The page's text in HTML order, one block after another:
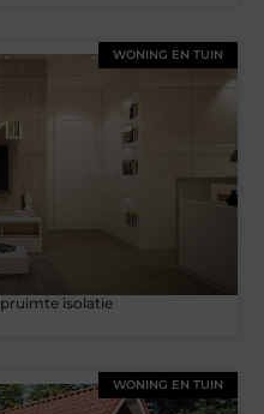
WONING EN TUIN
isolatie
WONING EN TUIN